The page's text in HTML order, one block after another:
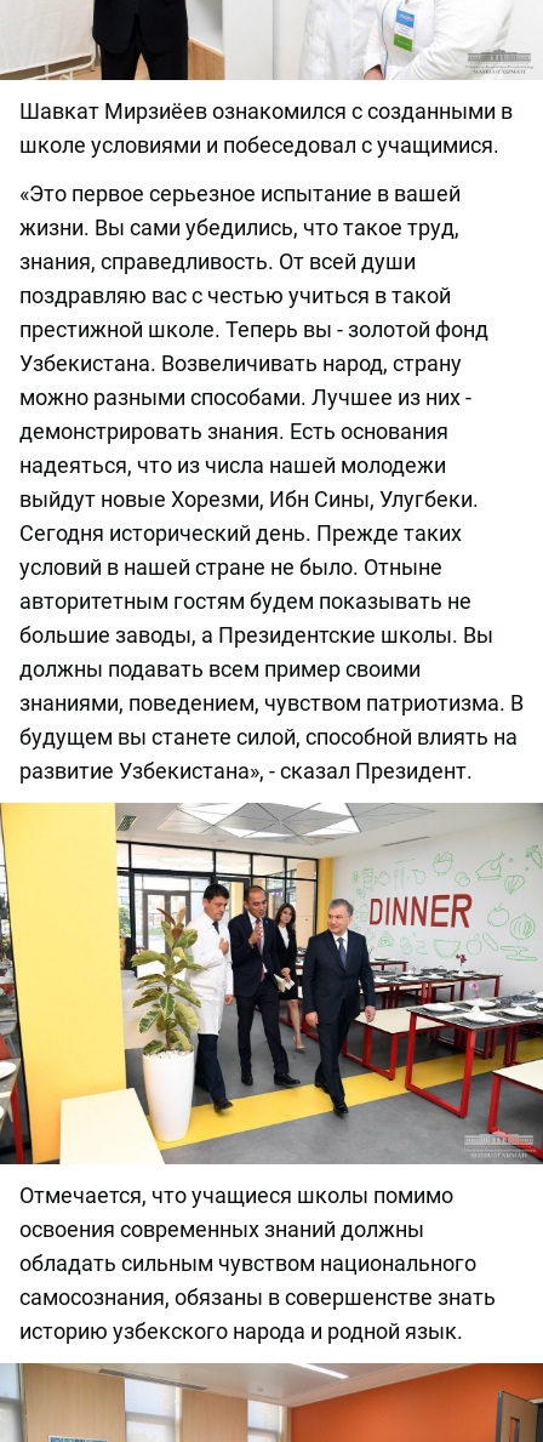
Шавкат Мирзиёев ознакомился с созданными в
школе условиями и побеседовал с учащимися.
«Это первое серьезное испытание в вашей
жизни. Вы сами убедились, что такое труд,
знания, справедливость. От всей души
поздравляю вас с честью учиться в такой
престижной школе. Теперь вы - золотой фонд
Узбекистана. Возвеличивать народ, страну
можно разными способами. Лучшее из них -
демонстрировать знания. Есть основания
надеяться, что из числа нашей молодежи
выйдут новые Хорезми, Ибн Сины, Улугбеки.
Сегодня исторический день. Прежде таких
условий в нашей стране не было. Отныне
авторитетным гостям будем показывать не
большие заводы, а Президентские школы. Вы
должны подавать всем пример своими
знаниями, поведением, чувством патриотизма. В
будущем вы станете силой, способной влиять на
развитие Узбекистана», - сказал Президент.
Отмечается, что учащиеся школы помимо
освоения современных знаний должны
обладать сильным чувством национального
самосознания, обязаны в совершенстве знать
историю узбекского народа и родной язык.